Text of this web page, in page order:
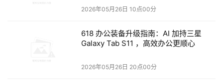
关键转型举措的潜在性能变化。您可以从Riverbed或
SteelCentral利用全新的管理集群架构
显著增强了其业界领先的可扩展性，使企业能够紧跟管理现
代应用架构挑战的步伐。其它APM供应商会在数据质量和
2026年05月26日 10点00分
618 办公装备升级指南：AI 加持三星
Galaxy Tab S11 ，高效办公更顺心
2026年05月26日 20点00分